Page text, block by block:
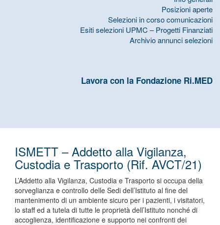
Posizioni aperte
Selezioni in corso comunicazioni
Esiti selezioni UPMC – Progetti Finanziati
Archivio annunci selezioni
Lavora con la Fondazione Ri.MED
ISMETT – Addetto alla Vigilanza,
Custodia e Trasporto (Rif. AVCT/21)
L’Addetto alla Vigilanza, Custodia e Trasporto si occupa della
sorveglianza e controllo delle Sedi dell’Istituto al fine del
mantenimento di un ambiente sicuro per i pazienti, i visitatori,
lo staff ed a tutela di tutte le proprietà dell’Istituto nonché di
accoglienza, identificazione e supporto nei confronti dei